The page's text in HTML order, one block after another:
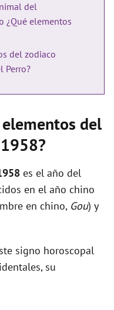
del
¿Qué elementos
del zodiaco
Perro?
del
es el año del
en el año chino
en chino, Gou) y
signo horoscopal
su